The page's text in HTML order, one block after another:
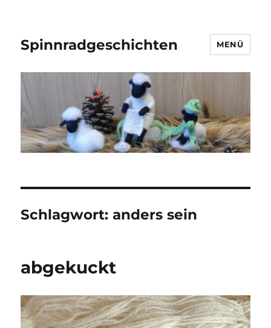
Spinnradgeschichten MENÜ
Schlagwort:anders sein
abgekuckt